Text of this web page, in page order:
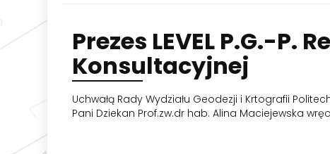
Prezes LEVEL P.G.-P.
Konsultacyjnej
Uchwałą Rady Wydziału Geodezji i Krtografii
Pani Dziekan Prof.zw.dr hab. Alina Maciejewska